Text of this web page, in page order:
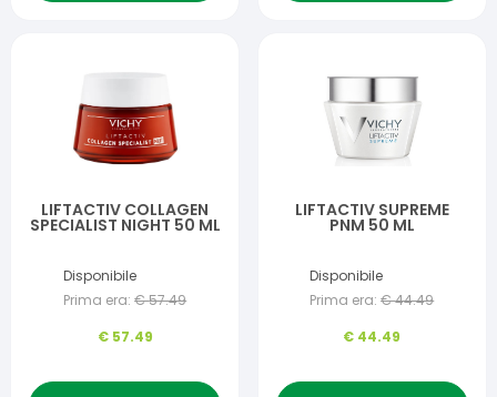
LIFTACTIV COLLAGEN
SPECIALIST NIGHT 50 ML
Disponibile
Prima era: €57.49
€ 57.49
LIFTACTIV SUPREME
PNM 50 ML
Disponibile
Prima era: €44.49
€ 44.49